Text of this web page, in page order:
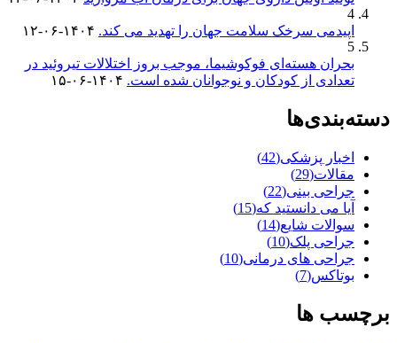
4
اپیدمی سرخک سلامت جهان را تهدید می کند. ۱۴۰۴-۰۶-۱۲
5
بحران هسته‌ای فوکوشیما، موجب بروز اختلالات تیروئید در
تعدادی از کودکان و نوجوانان شده است. ۱۴۰۴-۰۶-۱۵
دسته‌بندی‌ها
اخبار پزشکی(42)
مقالات(29)
جراحی بینی(22)
آیا می دانستید که(15)
سوالات شایع(14)
جراحی پلک(10)
جراحی های درمانی(10)
بوتاکس(7)
برچسب ها